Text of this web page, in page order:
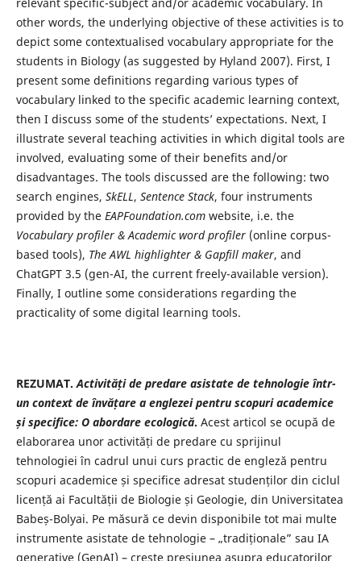
other words, the underlying objective of these activities is to
depict some contextualised vocabulary appropriate for the
students in Biology (as suggested by Hyland 2007). First, I
present some definitions regarding various types of
vocabulary linked to the specific academic learning context,
then I discuss some of the students’ expectations. Next, I
illustrate several teaching activities in which digital tools are
involved, evaluating some of their benefits and/or
disadvantages. The tools discussed are the following: two
search engines, SkELL, Sentence Stack, four instruments
provided by the EAPFoundation.comwebsite, i.e. the
Vocabulary profiler & Academic word profiler (online corpus-
based tools), The AWL highlighter & Gapfill maker, and
ChatGPT 3.5 (gen-AI, the current freely-available version).
Finally, I outline some considerations regarding the
practicality of some digital learning tools.
REZUMAT.Activități de predare asistate de tehnologie într-
un context de învățare a englezei pentru scopuri academice
și specifice: O abordare ecologică. Acest articol se ocupă de
elaborarea unor activități de predare cu sprijinul
tehnologiei în cadrul unui curs practic de engleză pentru
scopuri academice și specifice adresat studenților din ciclul
licență ai Facultății de Biologie și Geologie, din Universitatea
Babeș-Bolyai. Pe măsură ce devin disponibile tot mai multe
instrumente asistate de tehnologie – „tradiționale” sau IA
generative (GenAI) – crește presiunea asupra educatorilor